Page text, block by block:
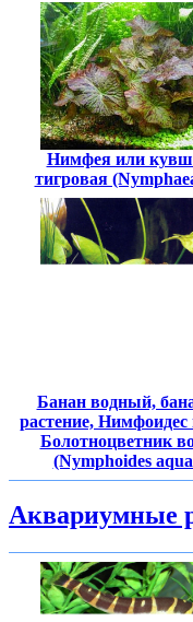
Нимфея или
тигровая
Банан водный,
растение,
Болотноцветник
(Nymphoides
Аквариумные